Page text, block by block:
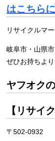
はこちら
リサイクルマ
岐阜市・山県
ぜひお持ちよ
ヤフオク
【リサイ
〒502-0932